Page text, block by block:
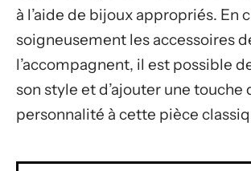
à l’aide de bijoux appropriés. En
soigneusement les accessoires
l’accompagnent, il est possible
son style et d’ajouter une touche
personnalité à cette pièce